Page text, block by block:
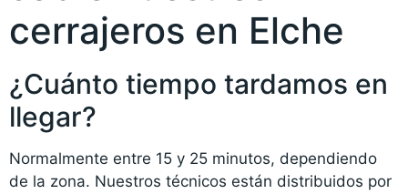
cerrajeros en Elche
¿Cuánto tiempo tardamos en
llegar?
Normalmente entre 15 y 25 minutos, dependiendo
de la zona. Nuestros técnicos están distribuidos por